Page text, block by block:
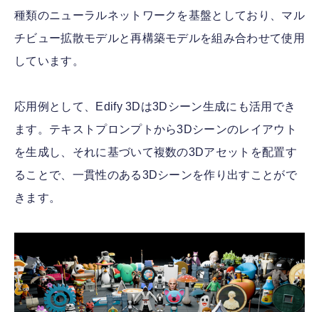
種類のニューラルネットワークを基盤としており、マル
チビュー拡散モデルと再構築モデルを組み合わせて使用
しています。
応用例として、Edify 3Dは3Dシーン生成にも活用でき
ます。テキストプロンプトから3Dシーンのレイアウト
を生成し、それに基づいて複数の3Dアセットを配置す
ることで、一貫性のある3Dシーンを作り出すことがで
きます。